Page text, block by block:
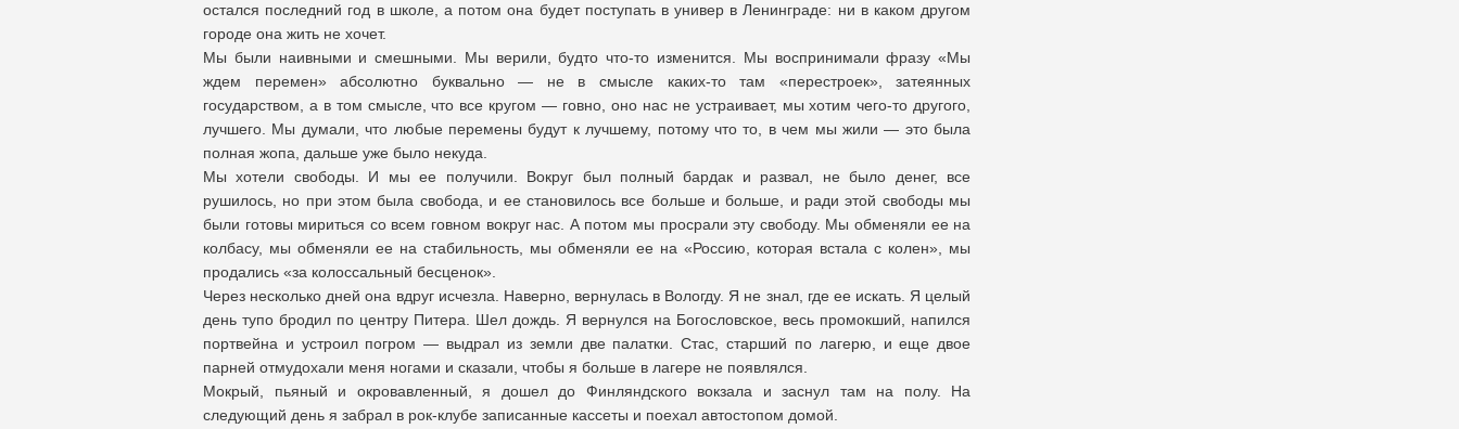
остался последний год в школе, а потом она будет поступать в универ в Ленинграде: ни в каком другом
городе она жить не хочет.
Мы были наивными и смешными. Мы верили, будто что-то изменится. Мы воспринимали фразу «Мы
ждем перемен» абсолютно буквально — не в смысле каких-то там «перестроек», затеянных
государством, а в том смысле, что все кругом — говно, оно нас не устраивает, мы хотим чего-то другого,
лучшего. Мы думали, что любые перемены будут к лучшему, потому что то, в чем мы жили — это была
полная жопа, дальше уже было некуда.
Мы хотели свободы. И мы ее получили. Вокруг был полный бардак и развал, не было денег, все
рушилось, но при этом была свобода, и ее становилось все больше и больше, и ради этой свободы мы
были готовы мириться со всем говном вокруг нас. А потом мы просрали эту свободу. Мы обменяли ее на
колбасу, мы обменяли ее на стабильность, мы обменяли ее на «Россию, которая встала с колен», мы
продались «за колоссальный бесценок».
Через несколько дней она вдруг исчезла. Наверно, вернулась в Вологду. Я не знал, где ее искать. Я целый
день тупо бродил по центру Питера. Шел дождь. Я вернулся на Богословское, весь промокший, напился
портвейна и устроил погром — выдрал из земли две палатки. Стас, старший по лагерю, и еще двое
парней отмудохали меня ногами и сказали, чтобы я больше в лагере не появлялся.
Мокрый, пьяный и окровавленный, я дошел до Финляндского вокзала и заснул там на полу. На
следующий день я забрал в рок-клубе записанные кассеты и поехал автостопом домой.